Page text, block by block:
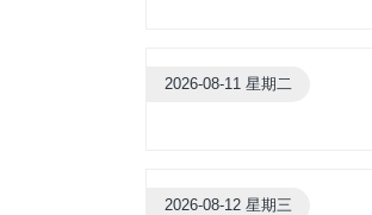
2026-08-11 星期二
2026-08-12 星期三